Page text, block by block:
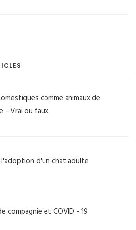
comme animaux de
- Vrai ou faux
l'adoption d'un chat adulte
compagnie et COVID - 19